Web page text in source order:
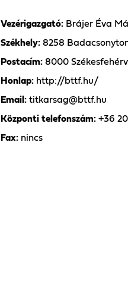
Vezérigazgató: Brájer Éva
Székhely: 8258
Postacím: 8000
Honlap: http://bttf.hu/
Email: titkarsag@bttf.hu
Központi telefonszám: +36 20
Fax: nincs